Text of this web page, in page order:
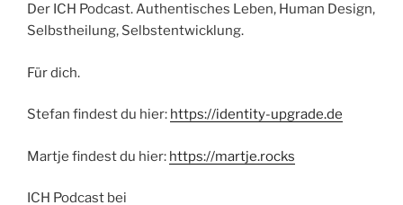
Der ICH Podcast. Authentisches Leben, Human Design,
Selbstheilung, Selbstentwicklung.
Für dich.
Stefan findest du hier: https://identity-upgrade.de
Martje findest du hier: https://martje.rocks
ICH Podcast bei